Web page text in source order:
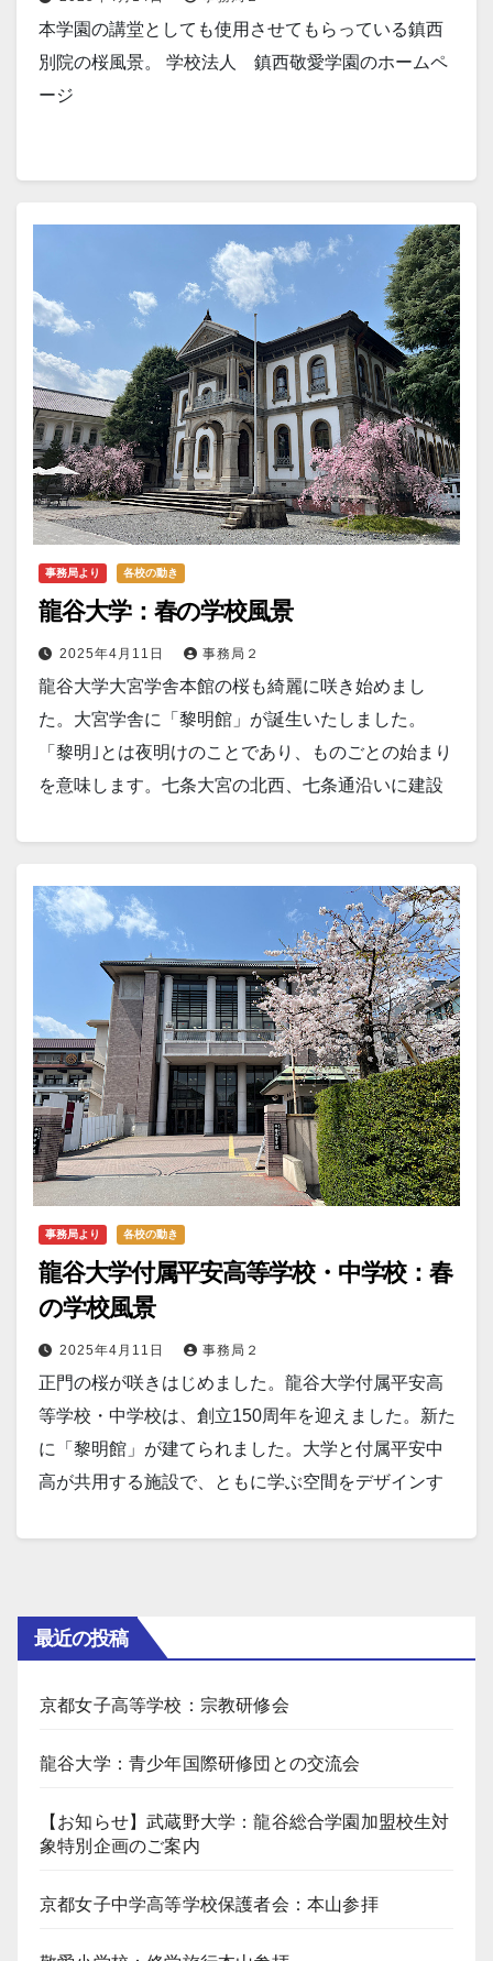
本学園の講堂としても使用させてもらっている鎮西
別院の桜風景。 学校法人 鎮西敬愛学園のホームペ
ージ
事務局より 各校の動き
龍谷大学：春の学校風景
2025年4月11日 事務局２
龍谷大学大宮学舎本館の桜も綺麗に咲き始めまし
た。大宮学舎に「黎明館」が誕生いたしました。
「黎明｣とは夜明けのことであり、ものごとの始まり
を意味します。七条大宮の北西、七条通沿いに建設
ク）などを、中高施設として図書室や自習スペー
ス、食堂を含むコミュニケーションスペースなどを
それぞれ配置。このように同一校舎を大学…
事務局より 各校の動き
龍谷大学付属平安高等学校・中学校：春
の学校風景
2025年4月11日 事務局２
正門の桜が咲きはじめました。龍谷大学付属平安高
等学校・中学校は、創立150周年を迎えました。新た
に「黎明館」が建てられました。大学と付属平安中
高が共用する施設で、ともに学ぶ空間をデザインす
実践する場をつくり、ウェルビーイングな未来社会
をつむぎだすことのできる人…
最近の投稿
京都女子高等学校：宗教研修会
龍谷大学：青少年国際研修団との交流会
【お知らせ】武蔵野大学：龍谷総合学園加盟校生対
象特別企画のご案内
京都女子中学高等学校保護者会：本山参拝